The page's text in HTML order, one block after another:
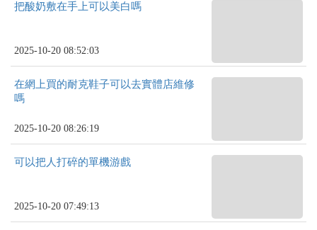
把酸奶敷在手上可以美白嗎
2025-10-20 08:52:03
在網上買的耐克鞋子可以去實體店維修
嗎
2025-10-20 08:26:19
可以把人打碎的單機游戲
2025-10-20 07:49:13